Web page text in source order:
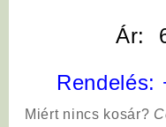
Ár:
Rendelés:
Miért nincs kosár?